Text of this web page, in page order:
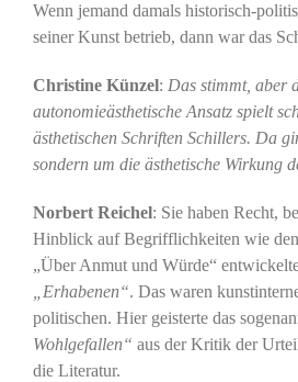
Wenn jemand damals historisch-
seiner Kunst betrieb, dann war das
Christine Künzel: Das stimmt, aber
autonomieästhetische Ansatz spielt
ästhetischen Schriften Schillers. Da
sondern um die ästhetische Wirkung
Norbert Reichel: Sie haben Recht,
Hinblick auf Begrifflichkeiten wie
„Über Anmut und Würde“
„Erhabenen“. Das waren
politischen. Hier geisterte das
Wohlgefallen“ aus der Kritik der
die Literatur.